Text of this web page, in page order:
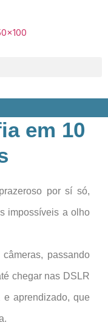
em 10
por sí só,
impossíveis a olho
passando
chegar nas DSLR
aprendizado, que